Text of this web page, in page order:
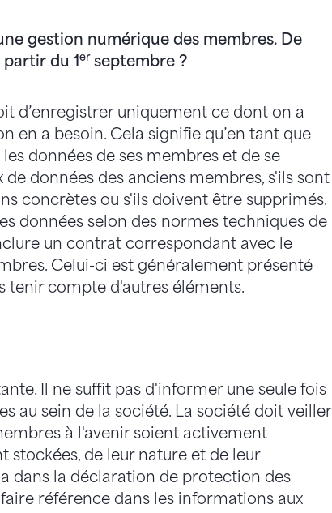
gestion numérique des membres. De
du 1erseptembre ?
d’enregistrer uniquement ce dont on a
en a besoin. Cela signifie qu’en tant que
données de ses membres et de se
données des anciens membres, s'ils sont
concrètes ou s'ils doivent être supprimés.
données selon des normes techniques de
un contrat correspondant avec le
Celui-ci est généralement présenté
tenir compte d'autres éléments.
Il ne suffit pas d'informer une seule fois
au sein de la société. La société doit veiller
à l'avenir soient activement
stockées, de leur nature et de leur
dans la déclaration de protection des
référence dans les informations aux